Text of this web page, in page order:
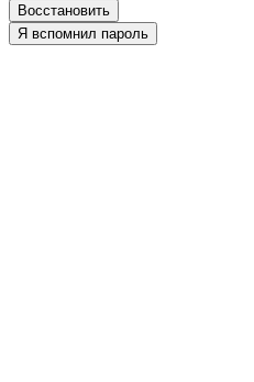
Восстановить
Я вспомнил пароль